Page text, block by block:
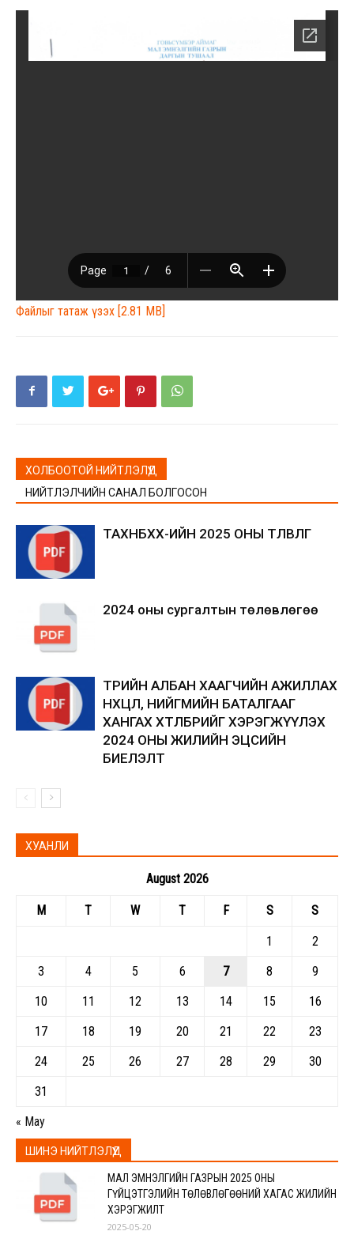
Файлыг татаж үзэх [2.81 MB]
ХОЛБООТОЙ НИЙТЛЭЛҮҮД
НИЙТЛЭЛЧИЙН САНАЛ БОЛГОСОН
ТАХНБХХ-ИЙН 2025 ОНЫ ТӨЛӨВЛӨГӨӨ
2024 оны сургалтын төлөвлөгөө
ТӨРИЙН АЛБАН ХААГЧИЙН АЖИЛЛАХ
НӨХЦӨЛ, НИЙГМИЙН БАТАЛГААГ
ХАНГАХ ХӨТӨЛБӨРИЙГ ХЭРЭГЖҮҮЛЭХ
2024 ОНЫ ЖИЛИЙН ЭЦСИЙН
БИЕЛЭЛТ
ХУАНЛИ
August 2026
M T W T F S S
« May
1
2
3
4 5 6 7 8
9
10
11 12 13 14 15
16
17
18 19 20 21 22
23
24
25 26 27 28 29
30
31
ШИНЭ НИЙТЛЭЛҮҮД
МАЛ ЭМНЭЛГИЙН ГАЗРЫН 2025 ОНЫ
ГҮЙЦЭТГЭЛИЙН ТӨЛӨВЛӨГӨӨНИЙ ХАГАС ЖИЛИЙН
ХЭРЭГЖИЛТ
2025-05-20